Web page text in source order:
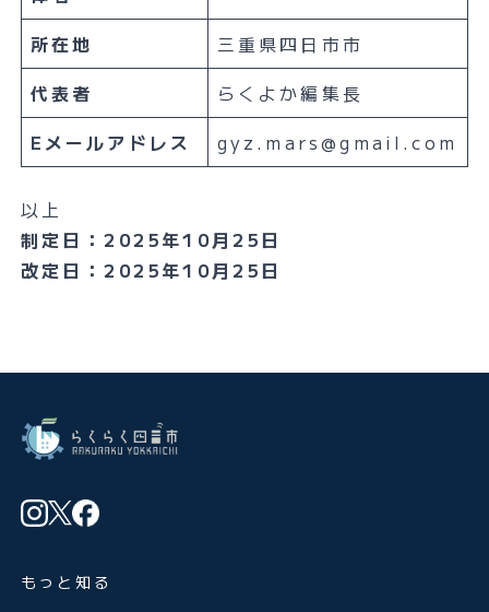
所在地
三重県四日市市
代表者
らくよか編集長
Eメールアドレス
gyz.mars@gmail.com
以上
制定日：2025年10月25日
改定日：2025年10月25日
もっと知る